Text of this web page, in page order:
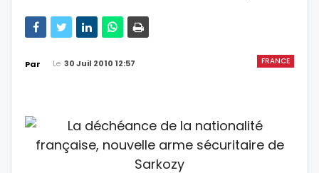
FRANCE
Par Le 30 Juil 2010 12:57